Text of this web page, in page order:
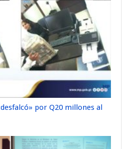
por Q20 millones al